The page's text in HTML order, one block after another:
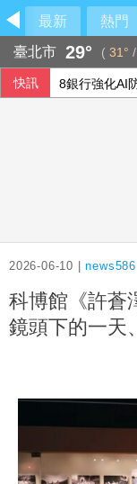
最新 熱門
臺北市 29° ( 31° /
快訊 8銀行強化AI
2026-06-10 |news586
科博館《許蒼
鏡頭下的一天